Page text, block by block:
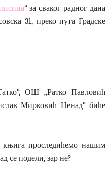
“ за сваког радног дана
31, преко пута Градске
ОШ „Ратко Павловић
Мирковић Ненад“ биће
књига проследићемо нашим
се подели, зар не?